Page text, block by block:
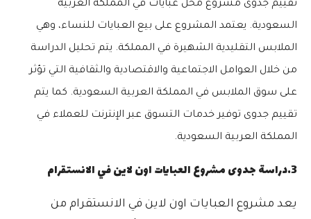
تقييم جدوى مشروع محل عبايات في المملكة العربية
السعودية. يعتمد المشروع على بيع العبايات للنساء، وهي
الملابس التقليدية الشهيرة في المملكة. يتم تحليل الدراسة
من خلال العوامل الاجتماعية والاقتصادية والثقافية التي تؤثر
على سوق الملابس في المملكة العربية السعودية. كما يتم
تقييم جدوى توفير خدمات التسوق عبر الإنترنت للعملاء في
المملكة العربية السعودية.
3.دراسة جدوى مشروع العبايات اون لاين في الانستقرام
يعد مشروع العبايات اون لاين في الانستقرام من